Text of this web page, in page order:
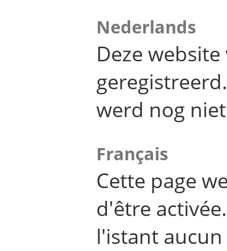
Nederlands
Deze
werd nog
Français
Cette page
d'être
l'istant